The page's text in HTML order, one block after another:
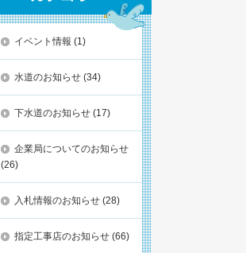
イベント情報 (1)
水道のお知らせ (34)
下水道のお知らせ (17)
企業局についてのお知らせ
(26)
入札情報のお知らせ (28)
指定工事店のお知らせ (66)